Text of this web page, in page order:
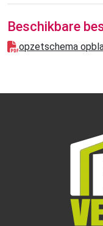
Beschikbare
opzetschema